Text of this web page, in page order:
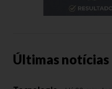
Últimas notícias